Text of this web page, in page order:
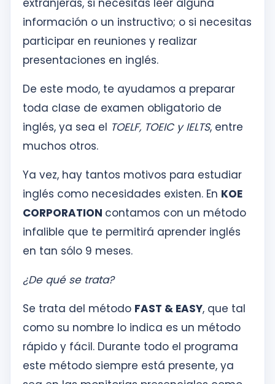
extranjeras, si necesitas leer alguna
información o un instructivo; o si necesitas
participar en reuniones y realizar
presentaciones en inglés.
De este modo, te ayudamos a preparar
toda clase de examen obligatorio de
inglés, ya sea el TOELF, TOEIC y IELTS, entre
muchos otros.
Ya vez, hay tantos motivos para estudiar
inglés como necesidades existen. En KOE
CORPORATION contamos con un método
infalible que te permitirá aprender inglés
en tan sólo 9 meses.
¿De qué se trata?
Se trata del método FAST & EASY, que tal
como su nombre lo indica es un método
rápido y fácil. Durante todo el programa
este método siempre está presente, ya